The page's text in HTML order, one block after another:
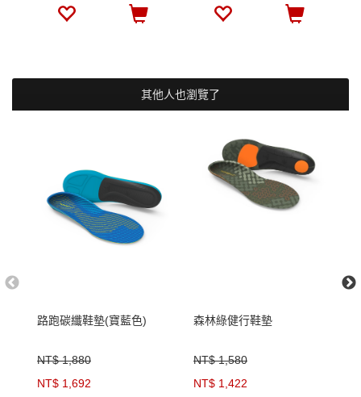
其他人也瀏覽了
路跑碳纖鞋墊(寶藍色)
NT$ 1,880
NT$ 1,692
森林綠健行鞋墊
NT$ 1,580
NT$ 1,422